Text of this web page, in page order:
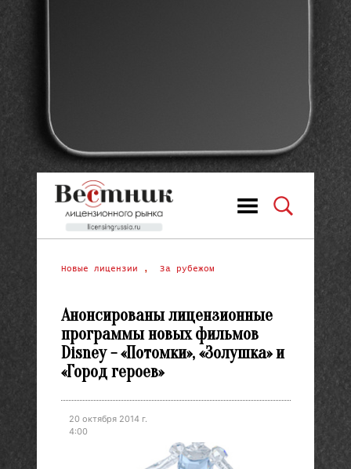
Новые лицензии , За рубежом
Анонсированы лицензионные
программы новых фильмов
Disney - «Потомки», «Золушка» и
«Город героев»
20 октября 2014 г.
4:00